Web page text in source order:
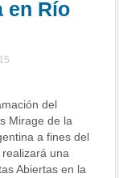
en Río
del
Mirage de la
a fines del
una
Abiertas en la